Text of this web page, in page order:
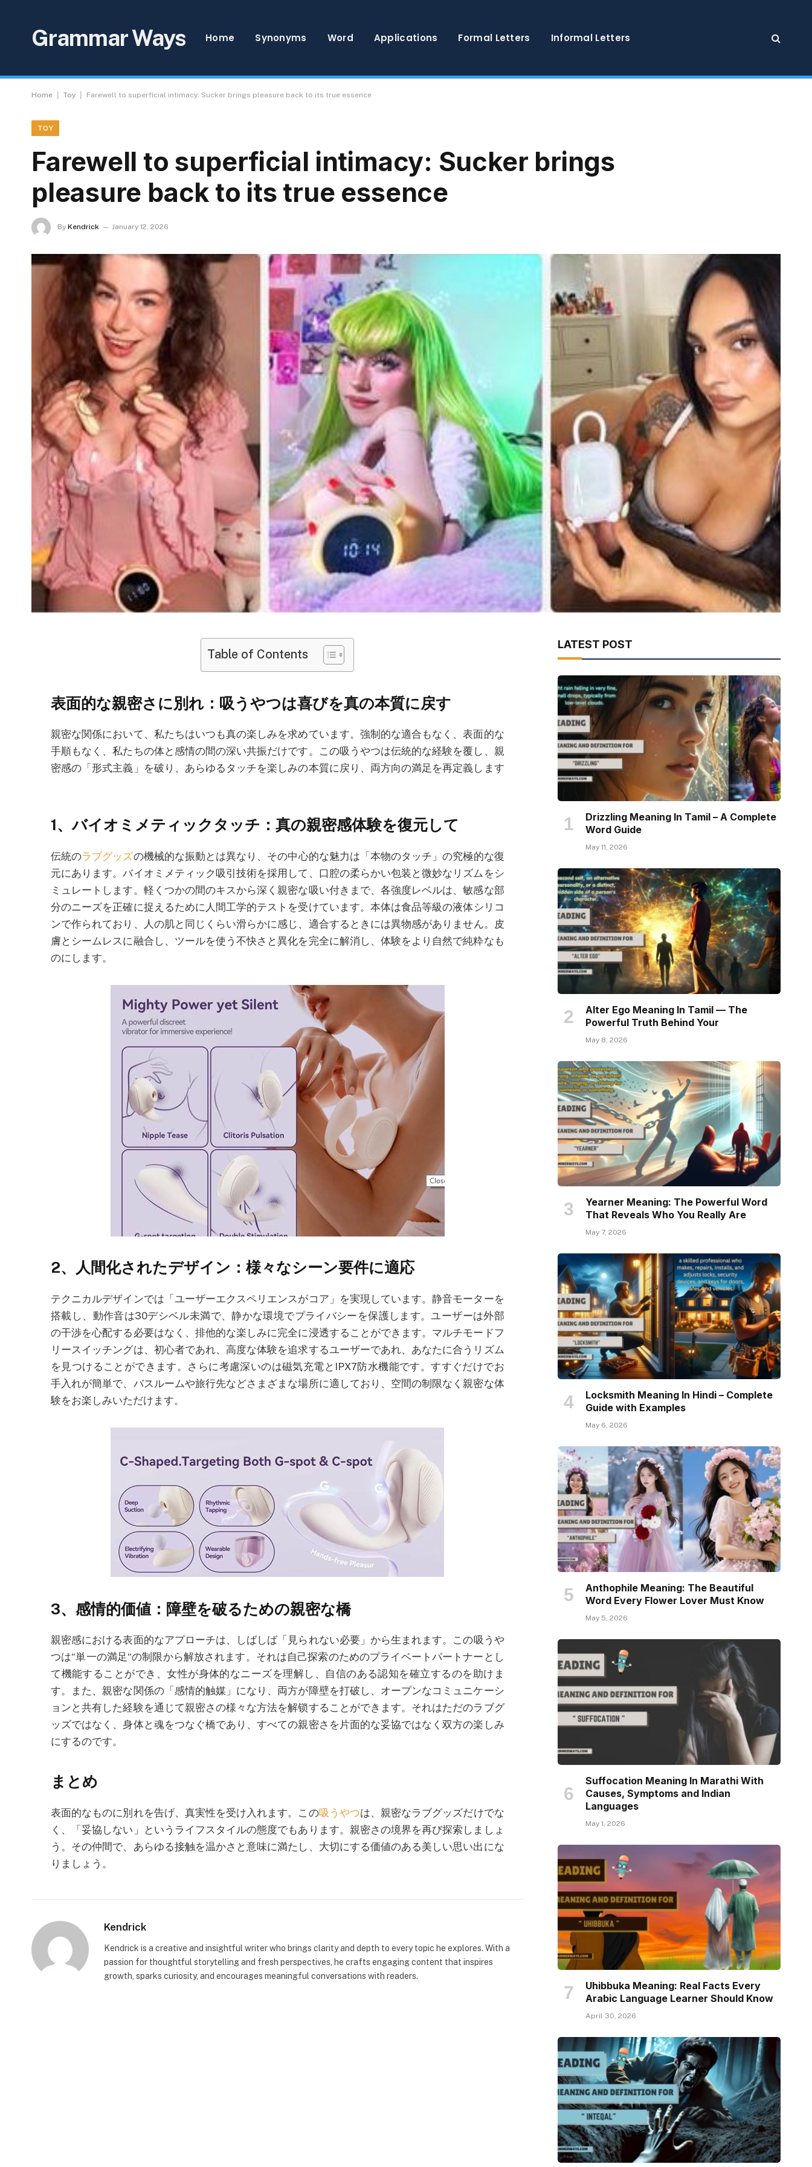
Grammar Ways Home Synonyms Word Applications Formal Letters Informal Letters
Home Toy Farewell to superficial intimacy: Sucker brings pleasure back to its true essence
TOY
Farewell to superficial intimacy: Sucker brings
pleasure back to its true essence
By Kendrick January 12, 2026
Table of Contents
表面的な親密さに別れ：吸うやつは喜びを真の本質に戻す
親密な関係において、私たちはいつも真の楽しみを求めています。 強制的な適合もなく、表面的な
手順もなく、私たちの体と感情の間の深い共振だけです。この吸うやつは伝統的な経験を覆し、親
密感の「形式主義」を破り、あらゆるタッチを楽しみの本質に戻り、両方向の満足を再定義します
1、バイオミメティックタッチ：真の親密感体験を復元して
伝統のラブグッズの機械的な振動とは異なり、その中心的な魅力は「本物のタッチ」の究極的な復
元にあります。バイオミメティック吸引技術を採用して、口腔の柔らかい包装と微妙なリズムをシ
ミュレートします。軽くつかの間のキスから深く親密な吸い付きまで、各強度レベルは、敏感な部
分のニーズを正確に捉えるために人間工学的テストを受けています。 本体は食品等級の液体シリコ
ンで作られており、
人 の肌と同じくらい滑らかに感じ、適合するときには異物感がありません。皮
膚とシームレスに融合し、ツールを使う不快さと異化を完全に解消し、体験をより自然で純粋なも
のにします。
2、人間化されたデザイン：様々なシーン要件に適応
テクニカルデザインでは「ユーザーエクスペリエンスがコア」を実現しています。静音モーターを
搭載し、動作音は30デシベル未満で、静かな環境でプライバシーを保護します。ユーザーは外部
の干渉を心配する必要はなく、排他的な楽しみに完全に浸透することができます。マルチモードフ
リースイッチングは、初心者であれ、高度な体験を追求するユーザーであれ、あなたに合うリズム
を見つけることができます。さらに考慮深いのは磁気充電と IPX7防水機能です。すすぐだけでお
手入れが簡単で、バスルームや旅行先などさまざまな場所に適しており、空間の制限なく親密な体
験をお楽しみいただけます。​
3、感情的価値：障壁を破るための親密な橋
親密感における表面的なアプローチは、しばしば「見られない必要」から生まれます。この吸うや
つは“単一の満足“の制限から解放されます。それは自己探索のためのプライベートパートナーとし
て機能することができ、女性が身体的なニーズを理解し、自信のある認知を確立するのを助けま
す。また、親密な関係の「感情的触媒」になり、両方が障壁を打破し、オープンなコミュニケーシ
ョンと共有した経験を通じて親密さの様々な方法を解锁することができます。それはただのラブグ
ッズではなく、身体と魂をつなぐ橋であり、すべての親密さを片面的な妥協ではなく双方の楽しみ
にするのです。
まとめ
表面的なものに別れを告げ、真実性を受け入れます。この吸うやつは、親密なラブグッズだけでな
く、「妥協しない」というライフスタイルの態度でもあります。親密さの境界を再び探索しましょ
う。その仲間で、あらゆる接触を温かさと意味に満たし、大切にする価値のある美しい思い出にな
りましょう。
Kendrick
Kendrick is a creative and insightful writer who brings clarity and depth to every topic he explores. With a
passion for thoughtful storytelling and fresh perspectives, he crafts engaging content that inspires
growth, sparks curiosity, and encourages meaningful conversations with readers.
LATEST POST
Drizzling Meaning In Tamil – A Complete
Word Guide
May 11, 2026
Alter Ego Meaning In Tamil — The
Powerful Truth Behind Your
May 8, 2026
Yearner Meaning: The Powerful Word
That Reveals Who You Really Are
May 7, 2026
Locksmith Meaning In Hindi – Complete
Guide with Examples
May 6, 2026
Anthophile Meaning: The Beautiful
Word Every Flower Lover Must Know
May 5, 2026
Suffocation Meaning In Marathi With
Causes, Symptoms and Indian
Languages
May 1, 2026
Uhibbuka Meaning: Real Facts Every
Arabic Language Learner Should Know
April 30, 2026